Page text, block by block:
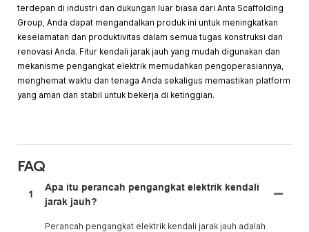
terdepan di industri dan dukungan luar biasa dari Anta Scaffolding
Group, Anda dapat mengandalkan produk ini untuk meningkatkan
keselamatan dan produktivitas dalam semua tugas konstruksi dan
renovasi Anda. Fitur kendali jarak jauh yang mudah digunakan dan
mekanisme pengangkat elektrik memudahkan pengoperasiannya,
menghemat waktu dan tenaga Anda sekaligus memastikan platform
yang aman dan stabil untuk bekerja di ketinggian.
FAQ
1
Apa itu perancah pengangkat elektrik kendali
jarak jauh?
Perancah pengangkat elektrik kendali jarak jauh adalah